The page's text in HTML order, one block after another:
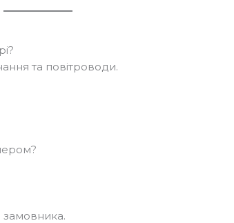
та повітроводи.
замовника.